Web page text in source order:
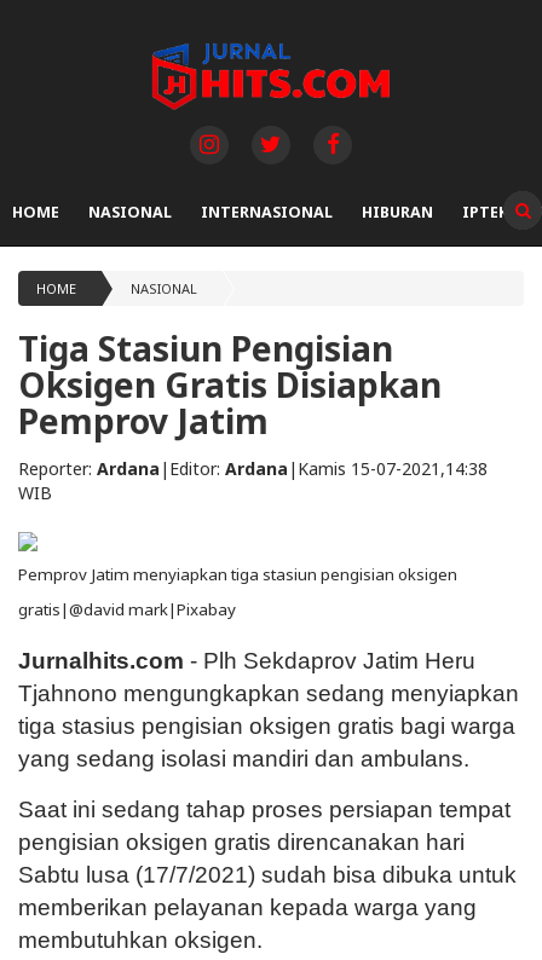
HOME NASIONAL INTERNASIONAL HIBURAN IPTEK
HOME NASIONAL
Tiga Stasiun Pengisian
Oksigen Gratis Disiapkan
Pemprov Jatim
Reporter: Ardana | Editor: Ardana | Kamis 15-07-2021,14:38
WIB
Pemprov Jatim menyiapkan tiga stasiun pengisian oksigen
gratis|@david mark|Pixabay
Jurnalhits.com - Plh Sekdaprov Jatim Heru
Tjahnono mengungkapkan sedang menyiapkan
tiga stasius pengisian oksigen gratis bagi warga
yang sedang isolasi mandiri dan ambulans.
Saat ini sedang tahap proses persiapan tempat
pengisian oksigen gratis direncanakan hari
Sabtu lusa (17/7/2021) sudah bisa dibuka untuk
memberikan pelayanan kepada warga yang
membutuhkan oksigen.